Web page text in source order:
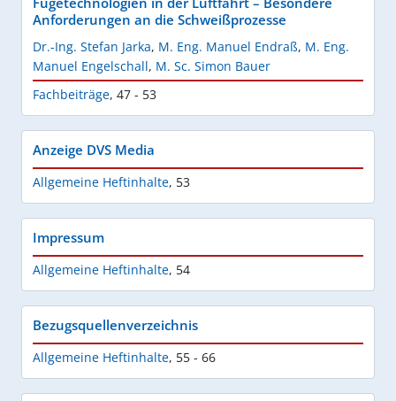
Anforderungen an die Schweißprozesse
Dr.-Ing. Stefan Jarka, M. Eng. Manuel Endraß, M. Eng.
Manuel Engelschall, M. Sc. Simon Bauer
Fachbeiträge, 47 - 53
Anzeige DVS Media
Allgemeine Heftinhalte, 53
Impressum
Allgemeine Heftinhalte, 54
Bezugsquellenverzeichnis
Allgemeine Heftinhalte, 55 - 66